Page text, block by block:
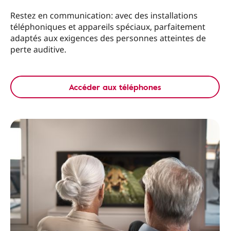
Restez en communication: avec des installations
téléphoniques et appareils spéciaux, parfaitement
adaptés aux exigences des personnes atteintes de
perte auditive.
Accéder aux téléphones